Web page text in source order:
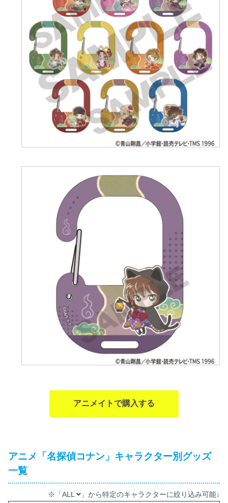
アニメイトで購入する
アニメ「名探偵コナン」キャラクター別グッズ
一覧
※「ALL 」から特定のキャラクターに絞り込み可能↓